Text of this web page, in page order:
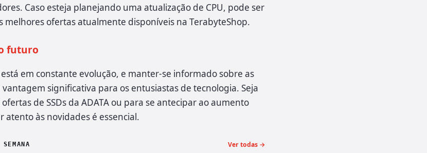
Caso esteja planejando uma atualização de CPU, pode ser
melhores ofertas atualmente disponíveis na TerabyteShop.
futuro
em constante evolução, e manter-se informado sobre as
significativa para os entusiastas de tecnologia. Seja
de SSDs da ADATA ou para se antecipar ao aumento
atento às novidades é essencial.
Ver todas →